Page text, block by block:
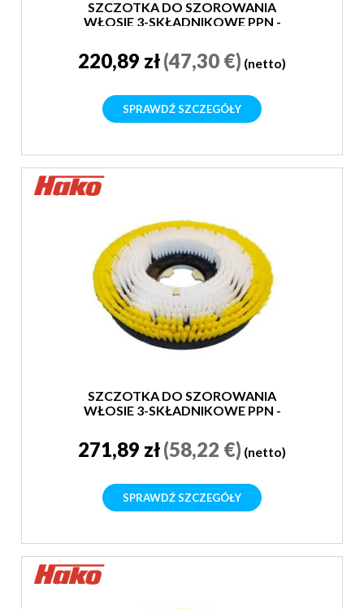
SZCZOTKA DO SZOROWANIA
WŁOSIE 3-SKŁADNIKOWE PPN -
220,89 zł(47,30 €) (netto)
SPRAWDŹ SZCZEGÓŁY
SZCZOTKA DO SZOROWANIA
WŁOSIE 3-SKŁADNIKOWE PPN -
271,89 zł(58,22 €) (netto)
SPRAWDŹ SZCZEGÓŁY